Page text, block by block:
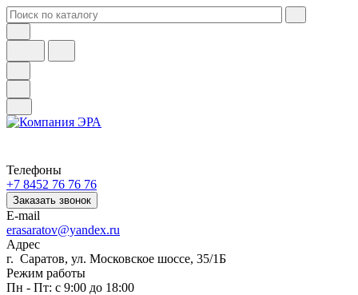
Телефоны
+7 8452 76 76 76
Заказать звонок
E-mail
erasaratov@yandex.ru
Адрес
г. Саратов, ул. Московское шоссе, 35/1Б
Режим работы
Пн - Пт: с 9:00 до 18:00